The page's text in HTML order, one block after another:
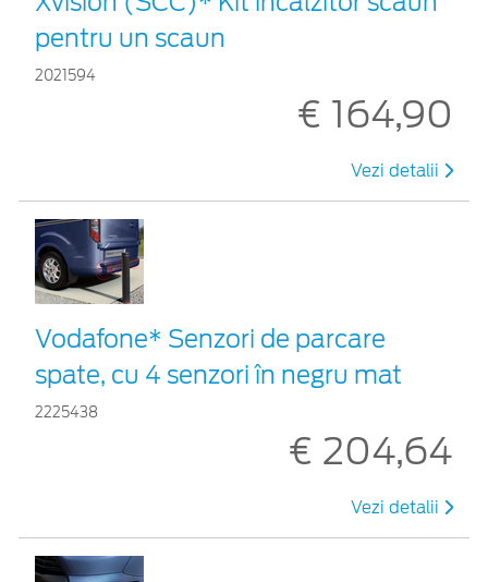
pentru un scaun
2021594
€ 164,90
Vezi detalii
Vodafone* Senzori de parcare
spate, cu 4 senzori în negru mat
2225438
€ 204,64
Vezi detalii